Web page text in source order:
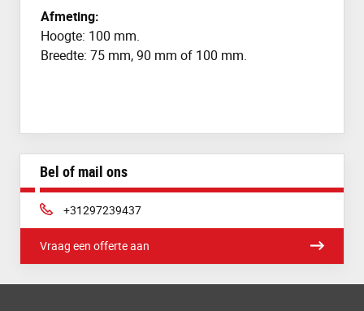
Afmeting:
Hoogte: 100 mm.
Breedte: 75 mm, 90 mm of 100 mm.
Bel of mail ons
Telefoon:
+31297239437
Vraag een offerte aan